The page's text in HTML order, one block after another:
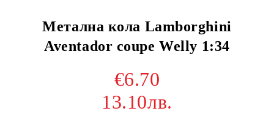
Метална кола Lamborghini
Aventador coupe Welly 1:34
€6.70
13.10лв.